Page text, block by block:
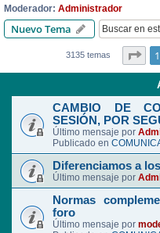
Moderador: Administrador
Nuevo Tema
3135 temas 1
CAMBIO DE
SESIÓN, POR
Último mensaje por
Publicado en
Diferenciamos a
Último mensaje por
Normas
foro
Último mensaje por